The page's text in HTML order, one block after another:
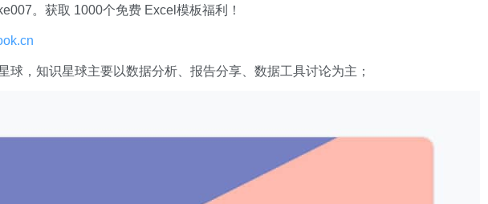
。获取 1000个免费 Excel模板福利​​​​！
球，知识星球主要以数据分析、报告分享、数据工具讨论为主；